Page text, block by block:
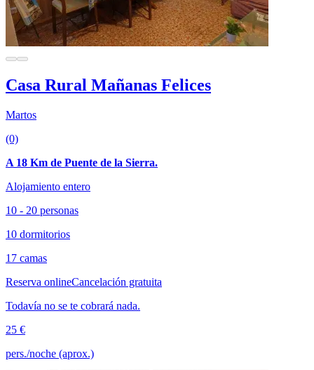
Casa Rural Mañanas Felices
Martos
(0)
A 18 Km de Puente de la Sierra.
Alojamiento entero
10 - 20 personas
10 dormitorios
17 camas
Reserva onlineCancelación gratuita
Todavía no se te cobrará nada.
25 €
pers./noche (aprox.)